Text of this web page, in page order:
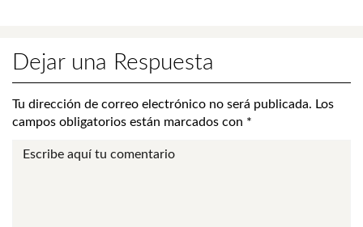
Dejar una Respuesta
Tu dirección de correo electrónico no será publicada. Los
campos obligatorios están marcados con *